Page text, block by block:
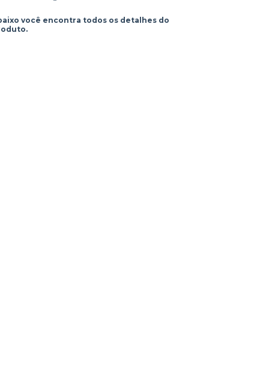
você encontra todos os detalhes do